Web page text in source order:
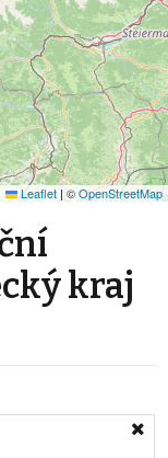
Leaflet | ©OpenStreetMap
kraj